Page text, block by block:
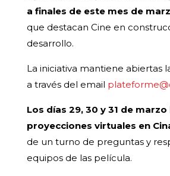
a finales de este mes de
que destacan Cine en
desarrollo.
La iniciativa mantiene abiertas
a través del email
Los días 29, 30 y 31 de marzo
proyecciones virtuales en
de un turno de preguntas y
equipos de las película.